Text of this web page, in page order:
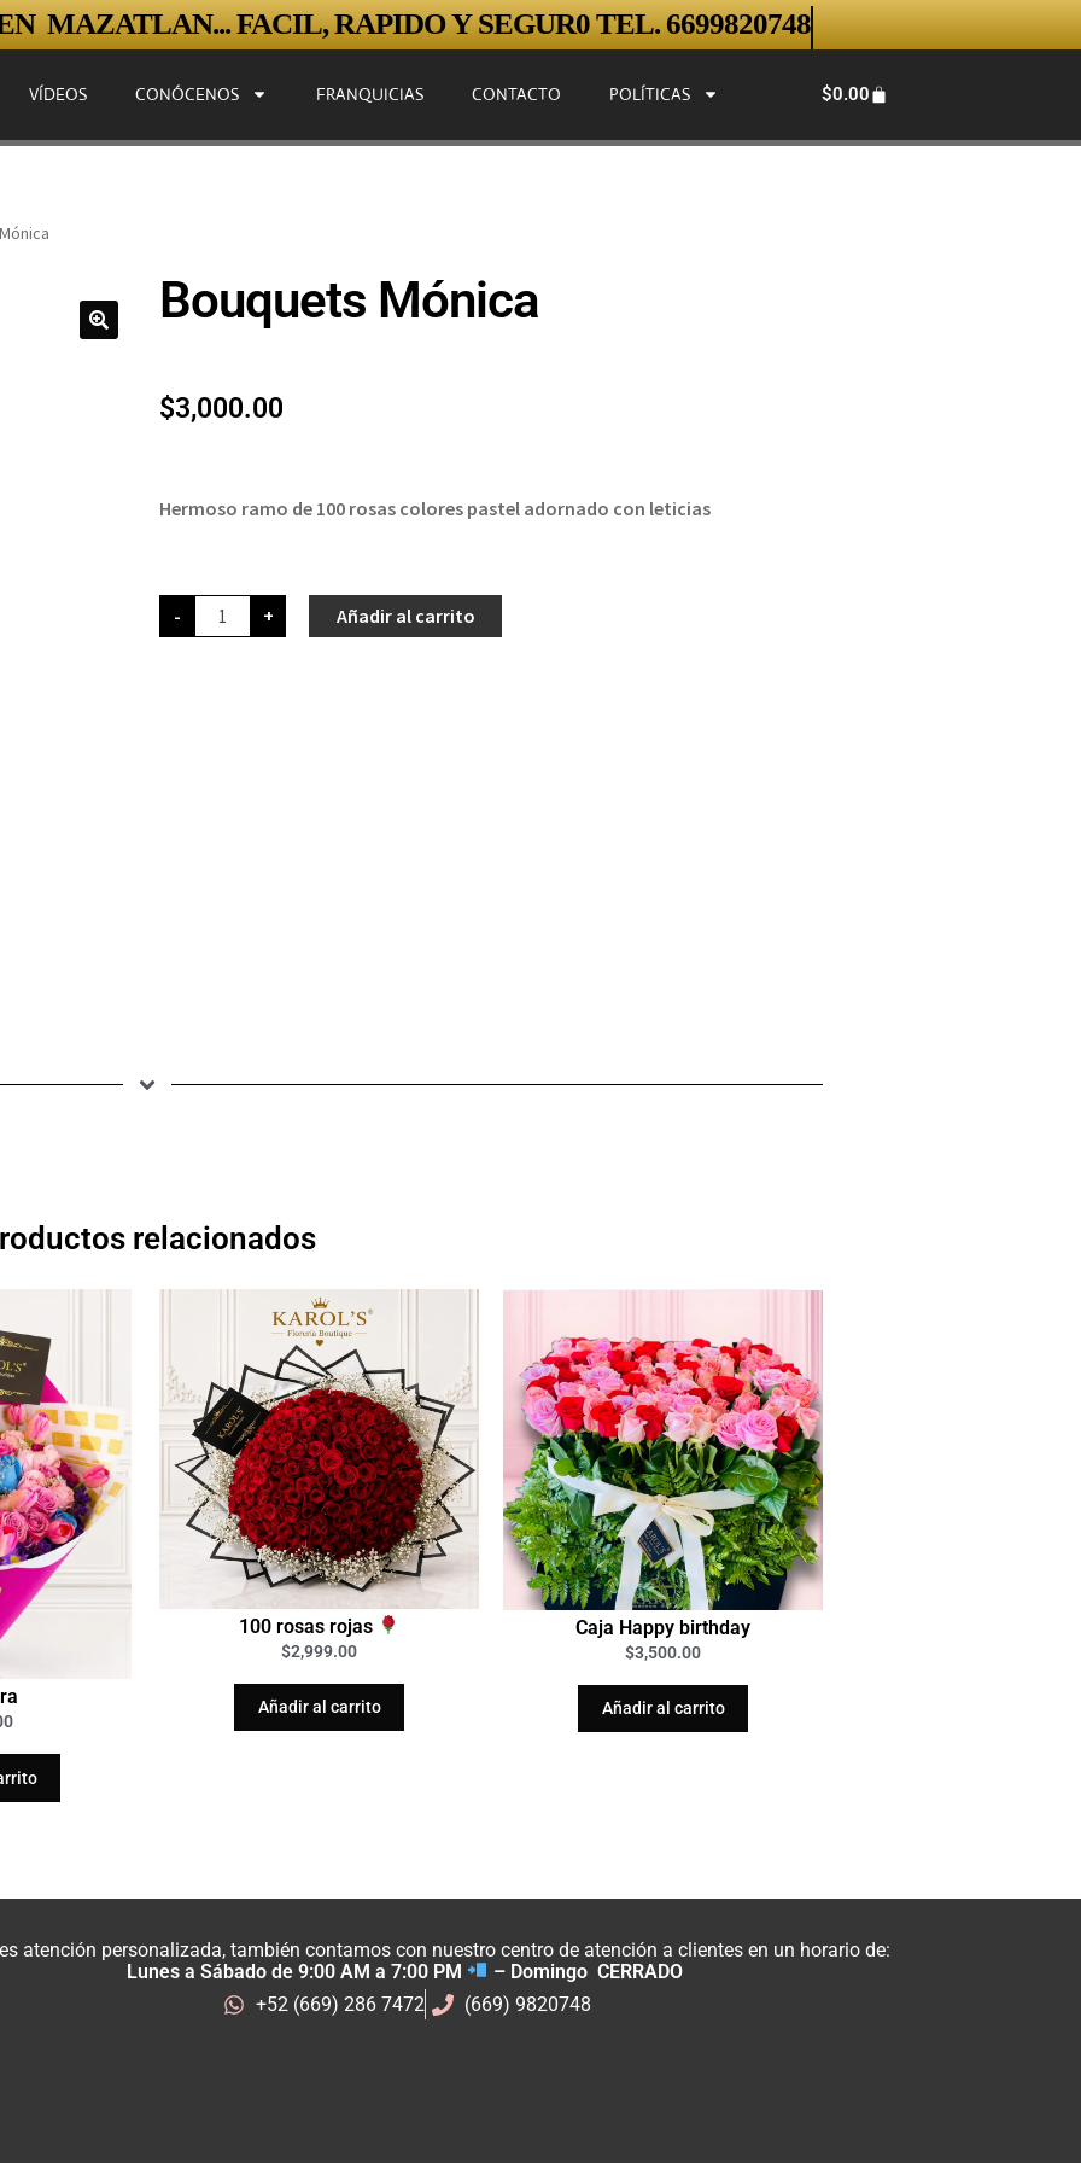
MAZATLAN... FACIL, RAPIDO Y SEGUR0 TEL. 6699820748
VÍDEOS CONÓCENOS FRANQUICIAS CONTACTO POLÍTICAS $0.00
Bouquets Mónica
$3,000.00
Hermoso ramo de 100 rosas colores pastel adornado con leticias
- + Añadir al carrito
relacionados
100 rosas rojas
$2,999.00
Añadir al carrito
Caja Happy birthday
$3,500.00
Añadir al carrito
atención personalizada, también contamos con nuestro centro de atención a clientes en un horario de:
Lunes a Sábado de 9:00 AM a 7:00 PM
– Domingo CERRADO
+52 (669) 286 7472
(669) 9820748